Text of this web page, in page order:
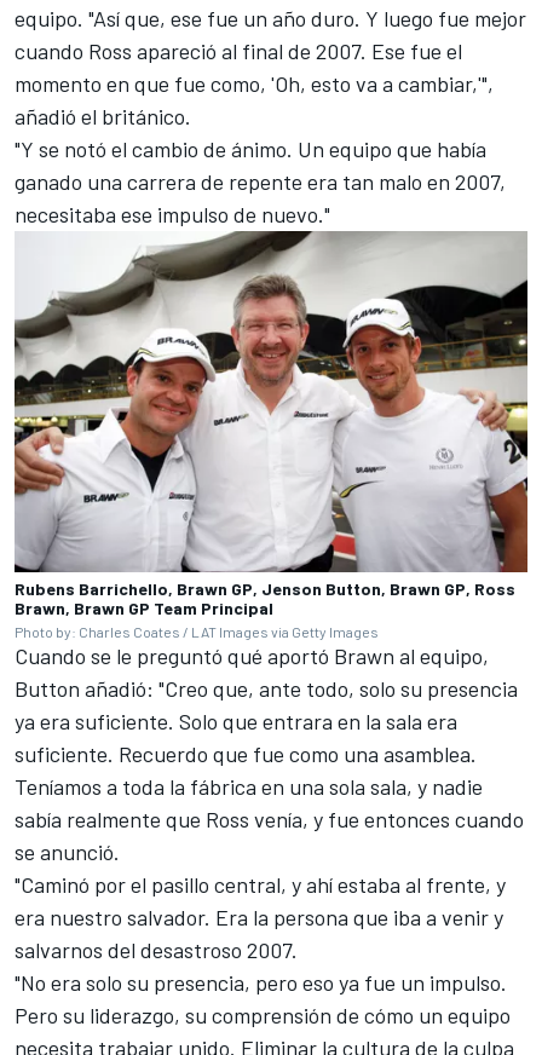
equipo. "Así que, ese fue un año duro. Y luego fue mejor
cuando Ross apareció al final de 2007. Ese fue el
momento en que fue como, 'Oh, esto va a cambiar,'",
añadió el británico.
"Y se notó el cambio de ánimo. Un equipo que había
ganado una carrera de repente era tan malo en 2007,
necesitaba ese impulso de nuevo."
Rubens Barrichello, Brawn GP, Jenson Button, Brawn GP, Ross
Brawn, Brawn GP Team Principal
Photo by: Charles Coates / LAT Images via Getty Images
Cuando se le preguntó qué aportó Brawn al equipo,
Button añadió: "Creo que, ante todo, solo su presencia
ya era suficiente. Solo que entrara en la sala era
suficiente. Recuerdo que fue como una asamblea.
Teníamos a toda la fábrica en una sola sala, y nadie
sabía realmente que Ross venía, y fue entonces cuando
se anunció.
"Caminó por el pasillo central, y ahí estaba al frente, y
era nuestro salvador. Era la persona que iba a venir y
salvarnos del desastroso 2007.
"No era solo su presencia, pero eso ya fue un impulso.
Pero su liderazgo, su comprensión de cómo un equipo
necesita trabajar unido. Eliminar la cultura de la culpa